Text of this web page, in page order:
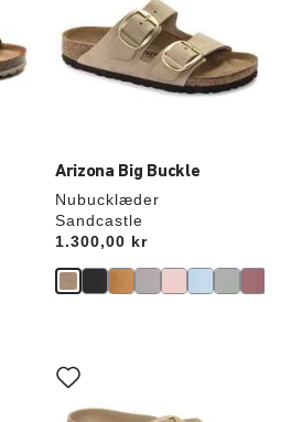
Arizona Big Buckle
Nubucklæder
Sandcastle
Price:
1.300,00 kr
opdatere
produktbilledet
med
prøvefarver